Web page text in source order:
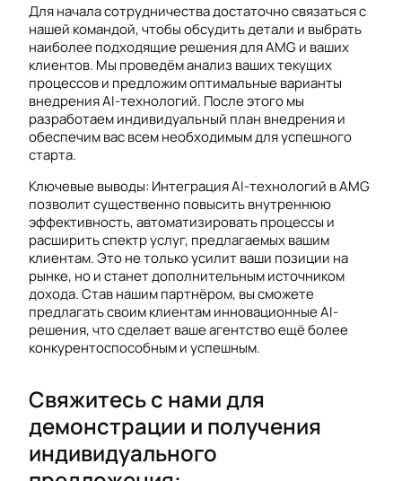
Для начала сотрудничества достаточно связаться с
нашей командой, чтобы обсудить детали и выбрать
наиболее подходящие решения для AMG и ваших
клиентов. Мы проведём анализ ваших текущих
процессов и предложим оптимальные варианты
внедрения AI-технологий. После этого мы
разработаем индивидуальный план внедрения и
обеспечим вас всем необходимым для успешного
старта.
Ключевые выводы: Интеграция AI-технологий в AMG
позволит существенно повысить внутреннюю
эффективность, автоматизировать процессы и
расширить спектр услуг, предлагаемых вашим
клиентам. Это не только усилит ваши позиции на
рынке, но и станет дополнительным источником
дохода. Став нашим партнёром, вы сможете
предлагать своим клиентам инновационные AI-
решения, что сделает ваше агентство ещё более
конкурентоспособным и успешным.
Свяжитесь с нами для
демонстрации и получения
индивидуального